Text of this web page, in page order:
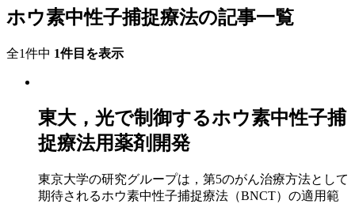
ホウ素中性子捕捉療法の記事一覧
全1件中 1件目を表示
東大，光で制御するホウ素中性子捕
捉療法用薬剤開発
東京大学の研究グループは，第5のがん治療方法として
期待されるホウ素中性子捕捉療法（BNCT）の適用範